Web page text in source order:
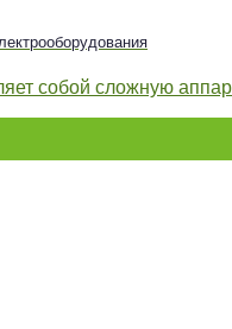
собой сложную